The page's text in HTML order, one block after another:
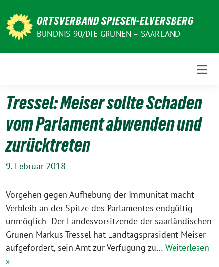
zum
Inhalt
ORTSVERBAND SPIESEN-ELVERSBERG
BÜNDNIS 90/DIE GRÜNEN – SAARLAND
Tressel: Meiser sollte Schaden
vom Parlament abwenden und
zurücktreten
9. Februar 2018
Vorgehen gegen Aufhebung der Immunität macht
Verbleib an der Spitze des Parlamentes endgültig
unmöglich Der Landesvorsitzende der saarländischen
Grünen Markus Tressel hat Landtagspräsident Meiser
aufgefordert, sein Amt zur Verfügung zu… Weiterlesen
»